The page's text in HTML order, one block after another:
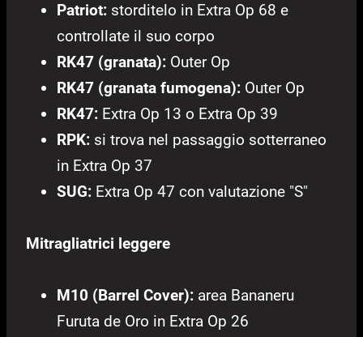
Patriot: storditelo in Extra Op 68 e
controllate il suo corpo
RK47 (granata): Outer Op
RK47 (granata fumogena): Outer Op
RK47: Extra Op 13 o Extra Op 39
RPK: si trova nel passaggio sotterraneo
in Extra Op 37
SUG: Extra Op 47 con valutazione "S"
Mitragliatrici leggere
M10 (Barrel Cover): area Bananeru
Furuta de Oro in Extra Op 26